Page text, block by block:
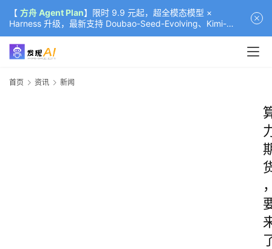
【 方舟 Agent Plan】限时 9.9 元起，超全模态模型 ×
Harness 升级，最新支持 Doubao-Seed-Evolving、Kimi-
K3（部分）、GLM-5.2
首页 资讯 新闻